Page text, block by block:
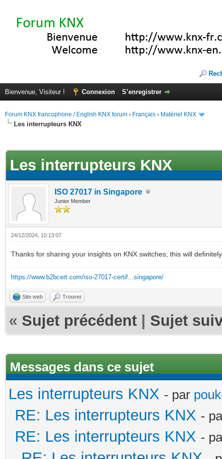
Bienvenue, Visiteur ! Connexion S’enregistrer
Forum KNX francophone / English KNX forum › Français › Matériel KNX
Les interrupteurs KNX
Les interrupteurs KNX
ISO 27017 in Singapore
Junior Member
24/12/2024, 10:13:07
Thanks for sharing your insights on KNX switches; this will
https://www.b2bcert.com/iso-27017-certif...singapore/
Site web Trouver
« Sujet précédent Sujet
Messages dans ce sujet
Les interrupteurs KNX - par
RE: Les interrupteurs KNX -
RE: Les interrupteurs KNX -